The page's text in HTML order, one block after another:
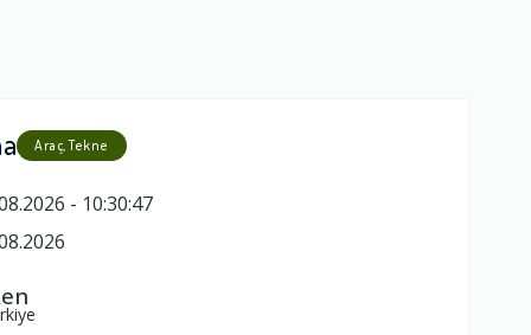
Araç, Tekne
- 10:30:47